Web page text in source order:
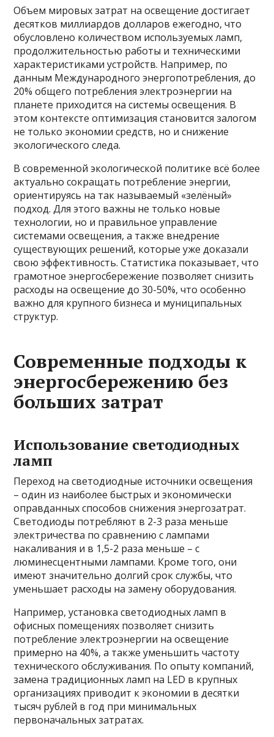
Объем мировых затрат на освещение достигает
десятков миллиардов долларов ежегодно, что
обусловлено количеством используемых ламп,
продолжительностью работы и техническими
характеристиками устройств. Например, по
данным Международного энергопотребления, до
20% общего потребления электроэнергии на
планете приходится на системы освещения. В
этом контексте оптимизация становится залогом
не только экономии средств, но и снижение
экологического следа.
В современной экологической политике всё более
актуально сокращать потребление энергии,
ориентируясь на так называемый «зелёный»
подход. Для этого важны не только новые
технологии, но и правильное управление
системами освещения, а также внедрение
существующих решений, которые уже доказали
свою эффективность. Статистика показывает, что
грамотное энергосбережение позволяет снизить
расходы на освещение до 30-50%, что особенно
важно для крупного бизнеса и муниципальных
структур.
Современные подходы к
энергосбережению без
больших затрат
Использование светодиодных
ламп
Переход на светодиодные источники освещения
– один из наиболее быстрых и экономически
оправданных способов снижения энергозатрат.
Светодиоды потребляют в 2-3 раза меньше
электричества по сравнению с лампами
накаливания и в 1,5-2 раза меньше – с
люминесцентными лампами. Кроме того, они
имеют значительно долгий срок службы, что
уменьшает расходы на замену оборудования.
Например, установка светодиодных ламп в
офисных помещениях позволяет снизить
потребление электроэнергии на освещение
примерно на 40%, а также уменьшить частоту
технического обслуживания. По опыту компаний,
замена традиционных ламп на LED в крупных
организациях приводит к экономии в десятки
тысяч рублей в год при минимальных
первоначальных затратах.